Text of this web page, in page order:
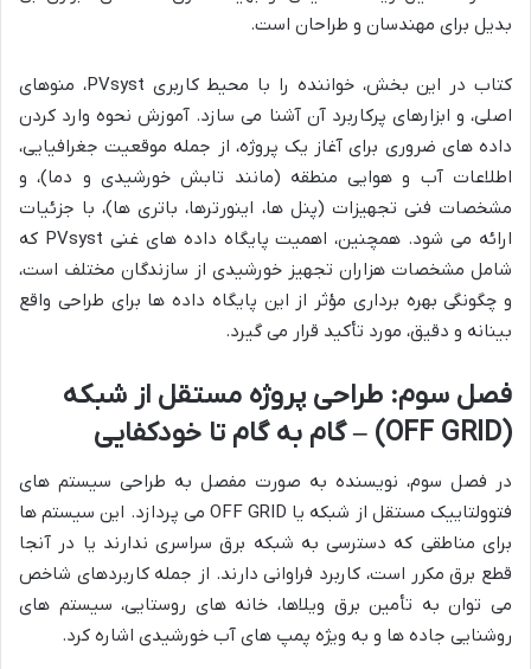
بدیل برای مهندسان و طراحان است.
کتاب در این بخش، خواننده را با محیط کاربری PVsyst، منوهای
اصلی، و ابزارهای پرکاربرد آن آشنا می سازد. آموزش نحوه وارد کردن
داده های ضروری برای آغاز یک پروژه، از جمله موقعیت جغرافیایی،
اطلاعات آب و هوایی منطقه (مانند تابش خورشیدی و دما)، و
مشخصات فنی تجهیزات (پنل ها، اینورترها، باتری ها)، با جزئیات
ارائه می شود. همچنین، اهمیت پایگاه داده های غنی PVsyst که
شامل مشخصات هزاران تجهیز خورشیدی از سازندگان مختلف است،
و چگونگی بهره برداری مؤثر از این پایگاه داده ها برای طراحی واقع
بینانه و دقیق، مورد تأکید قرار می گیرد.
فصل سوم: طراحی پروژه مستقل از شبکه
(OFF GRID) – گام به گام تا خودکفایی
در فصل سوم، نویسنده به صورت مفصل به طراحی سیستم های
فتوولتاییک مستقل از شبکه یا OFF GRID می پردازد. این سیستم ها
برای مناطقی که دسترسی به شبکه برق سراسری ندارند یا در آنجا
قطع برق مکرر است، کاربرد فراوانی دارند. از جمله کاربردهای شاخص
می توان به تأمین برق ویلاها، خانه های روستایی، سیستم های
روشنایی جاده ها و به ویژه پمپ های آب خورشیدی اشاره کرد.